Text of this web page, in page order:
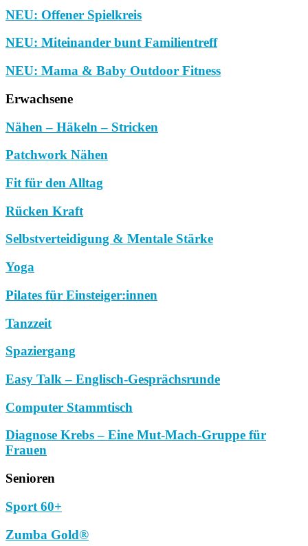
NEU: Offener Spielkreis
NEU: Miteinander bunt Familientreff
NEU: Mama & Baby Outdoor Fitness
Erwachsene
Nähen – Häkeln – Stricken
Patchwork Nähen
Fit für den Alltag
Rücken Kraft
Selbstverteidigung & Mentale Stärke
Yoga
Pilates für Einsteiger:innen
Tanzzeit
Spaziergang
Easy Talk – Englisch-Gesprächsrunde
Computer Stammtisch
Diagnose Krebs – Eine Mut-Mach-Gruppe für
Frauen
Senioren
Sport 60+
Zumba Gold®